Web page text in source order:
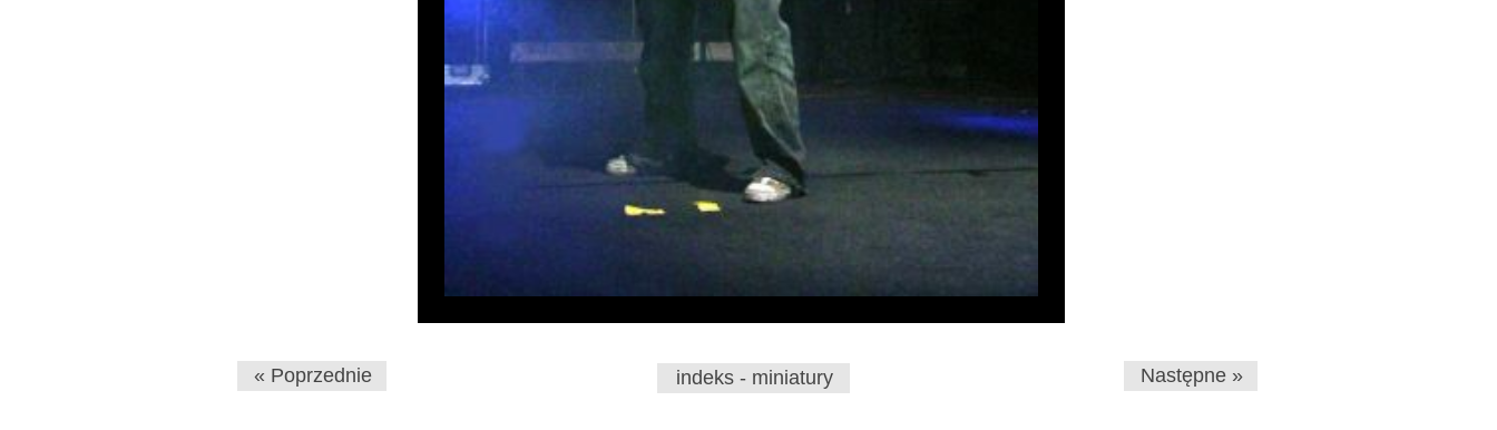
« Poprzednie indeks - miniatury Następne »